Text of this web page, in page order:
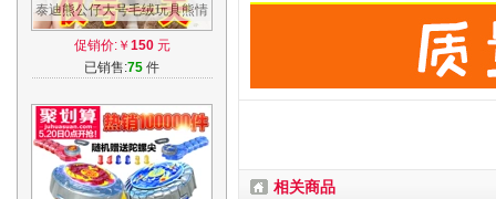
泰迪熊公仔大号毛绒玩具熊情
侣礼物送女友抱抱熊布娃娃生
日礼物女
促销价:￥ 150元
已销售:75 件
相关商品